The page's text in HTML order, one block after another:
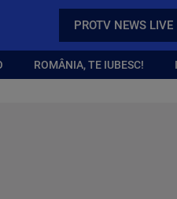
PROTV NEWS LIVE
ROMÂNIA, TE IUBESC!